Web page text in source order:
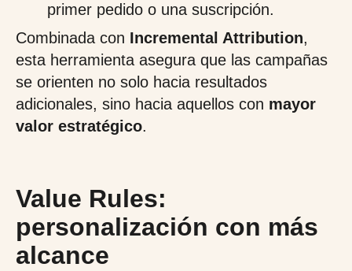
primer pedido o una suscripción.
Combinada con Incremental Attribution,
esta herramienta asegura que las campañas
se orienten no solo hacia resultados
adicionales, sino hacia aquellos con mayor
valor estratégico.
Value Rules:
personalización con más
alcance